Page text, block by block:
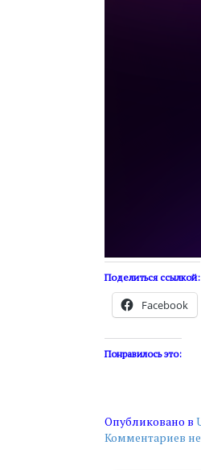
Поделиться ссылкой:
Facebook
Понравилось это:
Опубликовано в
Комментариев